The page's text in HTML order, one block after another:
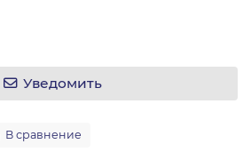
Уведомить
В сравнение